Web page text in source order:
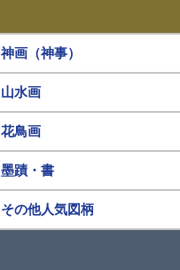
神画（神事）
山水画
花鳥画
墨蹟・書
その他人気図柄